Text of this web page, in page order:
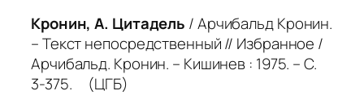
Кронин, А. Цитадель / Арчибальд Кронин.
– Текст непосредственный // Избранное /
Арчибальд. Кронин. – Кишинев : 1975. – С.
3-375. (ЦГБ)